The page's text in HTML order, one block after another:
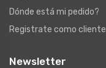
Dónde está mi pedido?
Registrate como cliente
Newsletter